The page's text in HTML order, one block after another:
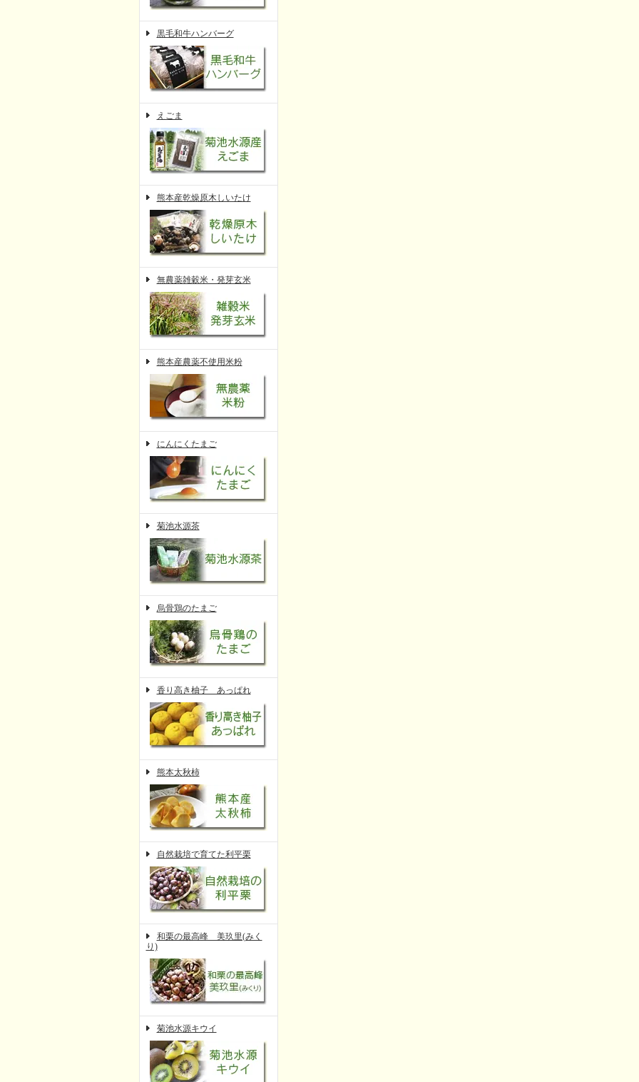
黒毛和牛ハンバーグ
えごま
熊本産乾燥原木しいたけ
無農薬雑穀米・発芽玄米
熊本産農薬不使用米粉
にんにくたまご
菊池水源茶
烏骨鶏のたまご
香り高き柚子 あっぱれ
熊本太秋柿
自然栽培で育てた利平栗
和栗の最高峰 美玖里(みく
り)
菊池水源キウイ